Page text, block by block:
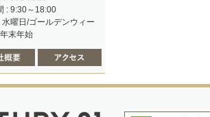
: 9:30～18:00
水曜日/ゴールデンウィー
末年始